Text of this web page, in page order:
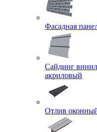
Фасадная
Сайдинг
акриловый
Отлив